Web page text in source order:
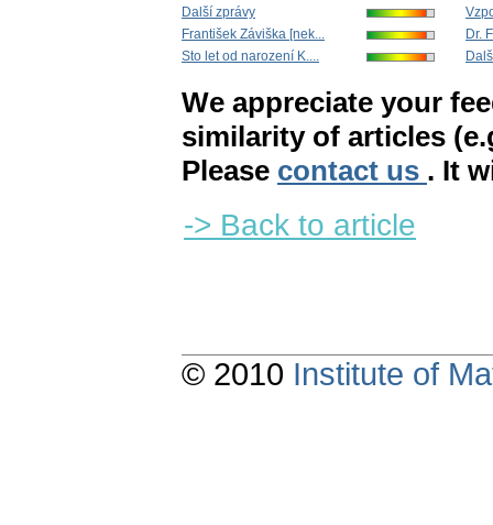
Další zprávy
František Záviška [nek...
Sto let od narození K....
Dr.
We appreciate your
similarity of articles
Please contact us . It
-> Back to article
© 2010 Institute of